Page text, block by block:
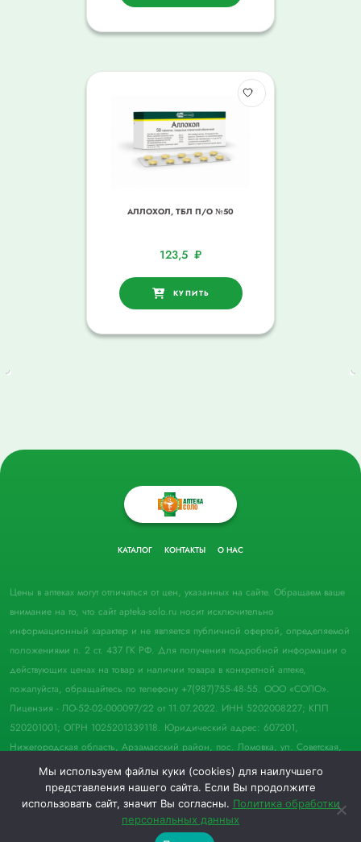
АЛЛОХОЛ, ТБЛ П/О №50
123,5 ₽
КУПИТЬ
0
КАТАЛОГ КОНТАКТЫ О НАС
Цены в аптеках могут отличаться от цен, указанных на сайте. Обращаем ваше
внимание на то, что сайт apteka-solo.ru носит исключительно
информационный характер и не является публичной офертой, определяемой
положениями п. 2 ст. 437 ГК РФ. Для получения подробной информации о
действующих ценах на товар и наличии товара в конкретной аптеке,
пожалуйста, обращайтесь по телефону +7(987)755-48-55. ООО «СОЛО».
Лицензия - ЛО-52-02-000097/22 от 11.07.2022. ИНН 5202008227; КПП
520201001; ОГРН 1025201339118. Юридический адрес: 607201,
Нижегородская область, Арзамасский район, пос. Ломовка, ул. Советская,
д. 33, пом. 21.
© 2022 Аптека "Соло". Все права защищены.
Мы используем файлы куки (cookies) для наилучшего
представления нашего сайта. Если Вы продолжите
использовать сайт, значит Вы согласны. Политика обработки
персональных данных